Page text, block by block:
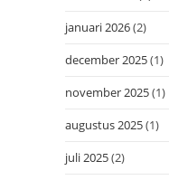
januari 2026(2)
december 2025(1)
november 2025(1)
augustus 2025(1)
juli 2025(2)